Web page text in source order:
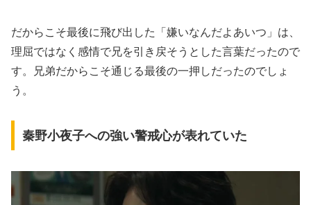
だからこそ最後に飛び出した「嫌いなんだよあいつ」は、
理屈ではなく感情で兄を引き戻そうとした言葉だったので
す。兄弟だからこそ通じる最後の一押しだったのでしょ
う。
秦野小夜子への強い警戒心が表れていた